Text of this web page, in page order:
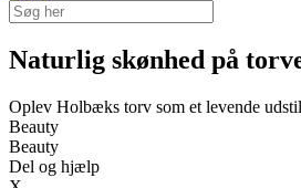
Naturlig skønhed på
Oplev Holbæks torv som et levende
Beauty
Beauty
Del og hjælp